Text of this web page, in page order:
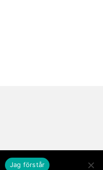
Jag förstår